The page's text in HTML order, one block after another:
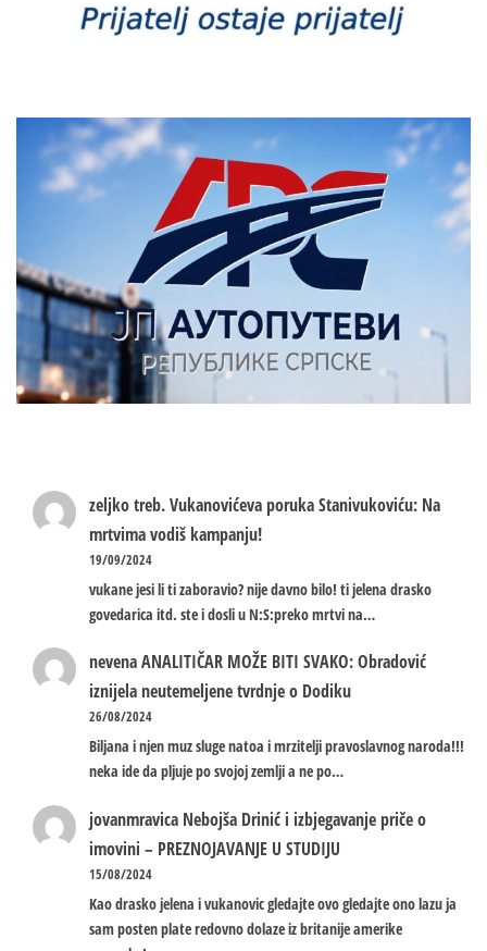
zeljko treb.Vukanovićeva poruka Stanivukoviću: Na
mrtvima vodiš kampanju!
19/09/2024
vukane jesi li ti zaboravio? nije davno bilo! ti jelena drasko
govedarica itd. ste i dosli u N:S:preko mrtvi na…
nevenaANALITIČAR MOŽE BITI SVAKO: Obradović
iznijela neutemeljene tvrdnje o Dodiku
26/08/2024
Biljana i njen muz sluge natoa i mrzitelji pravoslavnog naroda!!!
neka ide da pljuje po svojoj zemlji a ne po…
jovanmravica Nebojša Drinić i izbjegavanje priče o
imovini – PREZNOJAVANJE U STUDIJU
15/08/2024
Kao drasko jelena i vukanovic gledajte ovo gledajte ono lazu ja
sam posten plate redovno dolaze iz britanije amerike